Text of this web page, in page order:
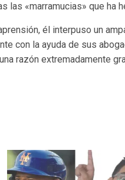
las «marramucias» que ha
él interpuso un
con la ayuda de sus
razón extremadamente